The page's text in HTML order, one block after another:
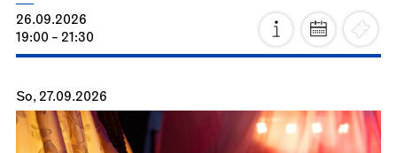
26.09.2026
19:00 - 21:30
So, 27.09.2026